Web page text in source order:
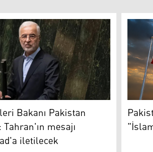
Bakanı Pakistan yolcusu: Tahran'ın
Bakanı Pakistan
mesajı
iletilecek